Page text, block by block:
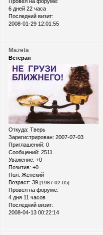
6 дней 22 часа
Последний визит:
2008-01-29 12:01:55
Mazeta
Ветеран
Откуда: Тверь
Зарегистрирован: 2007-07-03
Приглашений: 0
Сообщений: 2511
Уважение: +0
Позитив: +0
Пол: Женский
Возраст: 39 [1987-02-05]
Провел на форуме:
4 дня 11 часов
Последний визит:
2008-04-13 00:22:14